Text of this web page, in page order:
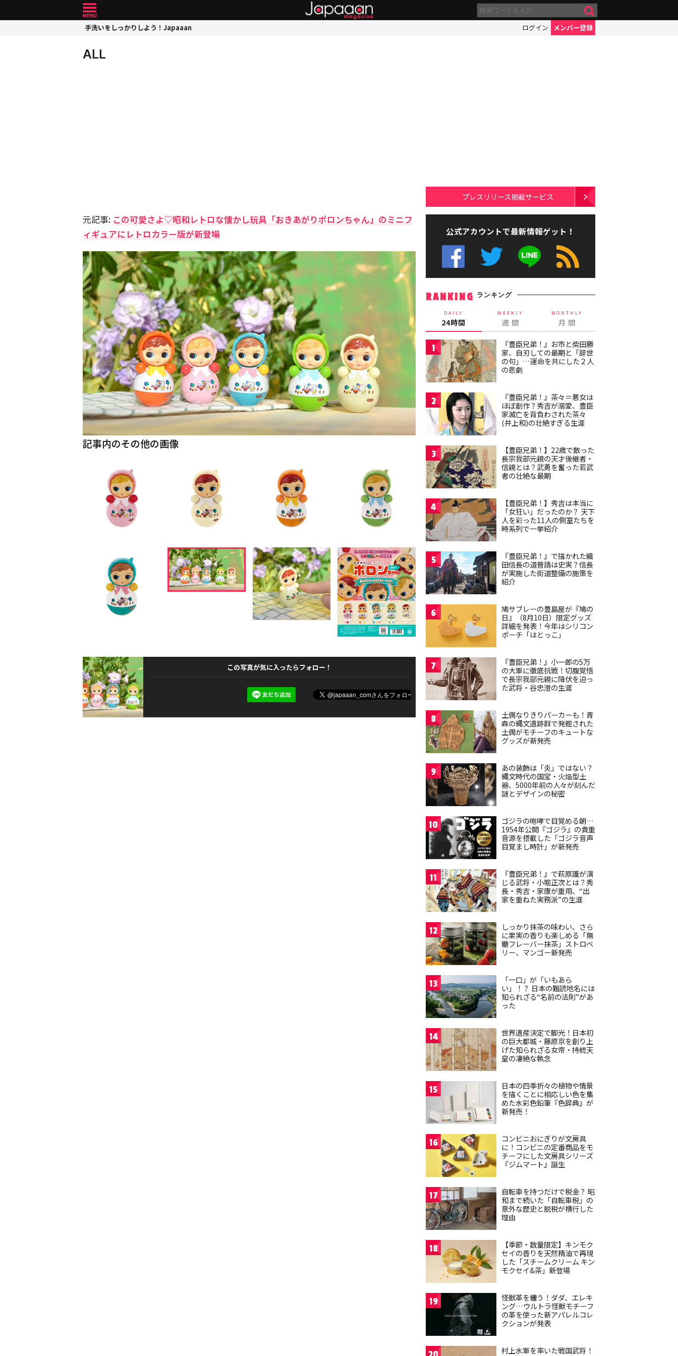
手洗いをしっかりしよう！Japaaan ログイン メンバー登録
ALL
元記事: この可愛さよ♡昭和レトロな懐かし玩具「おきあがりポロンちゃん」のミニフ
ィギュアにレトロカラー版が新登場
記事内のその他の画像
この写真が気に入ったらフォロー！
プレスリリース掲載サービス
公式アカウントで最新情報ゲット！
RANKING ランキング
DAILY
24時間
WEEKLY
週 間
MONTHLY
月 間
1
『豊臣兄弟！』お市と柴田勝
家、自刃しての最期と「辞世
の句」…運命を共にした２人
の悲劇
2
『豊臣兄弟！』茶々＝悪女は
ほぼ創作？秀吉が溺愛、豊臣
家滅亡を背負わされた茶々
(井上和)の壮絶すぎる生涯
3
【豊臣兄弟！】22歳で散った
長宗我部元親の天才後継者・
信親とは？武勇を奮った若武
者の壮絶な最期
4
【豊臣兄弟！】秀吉は本当に
「女狂い」だったのか？ 天下
人を彩った11人の側室たちを
時系列で一挙紹介
5
『豊臣兄弟！』で描かれた織
田信長の道普請は史実？信長
が実施した街道整備の施策を
紹介
6
鳩サブレーの豊島屋が『鳩の
日』（8月10日）限定グッズ
詳細を発表！今年はシリコン
ポーチ「はとっこ」
7
『豊臣兄弟！』小一郎の5万
の大軍に徹底抗戦！切腹覚悟
で長宗我部元親に降伏を迫っ
た武将・谷忠澄の生涯
8
土偶なりきりパーカーも！青
森の縄文遺跡群で発掘された
土偶がモチーフのキュートな
グッズが新発売
9
あの装飾は「炎」ではない？
縄文時代の国宝・火焔型土
器、5000年前の人々が刻んだ
謎とデザインの秘密
10
ゴジラの咆哮で目覚める朝…
1954年公開『ゴジラ』の貴重
音源を搭載した「ゴジラ音声
目覚まし時計」が新発売
11
『豊臣兄弟！』で萩原護が演
じる武将・小堀正次とは？秀
長・秀吉・家康が重用、“出
家を重ねた実務派”の生涯
12
しっかり抹茶の味わい、さら
に果実の香りも楽しめる「無
糖フレーバー抹茶」ストロベ
リー、マンゴー新発売
13
「一口」が「いもあら
い」！？ 日本の難読地名には
知られざる“名前の法則”があ
った
14
世界遺産決定で脚光！日本初
の巨大都城・藤原京を創り上
げた知られざる女帝・持統天
皇の凄絶な執念
15
日本の四季折々の植物や情景
を描くことに相応しい色を集
めた水彩色鉛筆『色辞典』が
新発売！
16
コンビニおにぎりが文房具
に！コンビニの定番商品をモ
チーフにした文房具シリーズ
『ジムマート』誕生
17
自転車を持つだけで税金？ 昭
和まで続いた「自転車税」の
意外な歴史と脱税が横行した
理由
18
【季節・数量限定】キンモク
セイの香りを天然精油で再現
した「スチームクリーム キン
モクセイ&茶」新登場
19
怪獣革を纏う！ダダ、エレキ
ング…ウルトラ怪獣モチーフ
の革を使った新アパレルコレ
クションが発表
村上水軍を率いた戦国武将！